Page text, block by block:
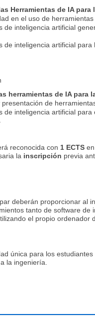
Herramientas de IA
en el uso de herramientas
de inteligencia artificial
de inteligencia artificial
herramientas de IA para
de
de inteligencia artificial
reconocida con 1 ECTS
la inscripción previa
deberán proporcionar al
tanto de software de
el propio ordenador
única para los
la ingeniería.